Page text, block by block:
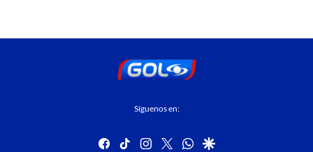
Síguenos en:
facebook
tiktok instagram
twitterwhatsapp
google